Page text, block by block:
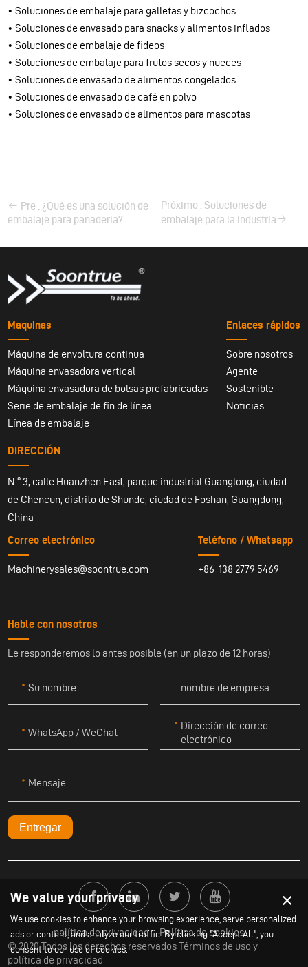
• Soluciones de embalaje para galletas y bizcochos
• Soluciones de envasado para snacks y alimentos inflados
• Soluciones de embalaje de fideos
• Soluciones de embalaje para frutos secos y nueces
• Soluciones de envasado de alimentos congelados
• Soluciones de envasado de café en polvo
• Soluciones de envasado de alimentos para mascotas
Pre . ¿Qué es una solución de
embalaje para panadería?
Próximo . Soluciones de
embalaje para la industria
Maquinas
Máquina de envoltura continua
Máquina envasadora vertical
Máquina envasadora de bolsas prefabricadas
Serie de embalaje de fin de línea
Línea de embalaje
Enlaces rápidos
Sobre nosotros
Agente
Sostenible
Noticias
DIRECCIÓN
N.º 3, calle Huanzhen East, parque industrial Guanglong, ciudad
de Chencun, distrito de Shunde, ciudad de Foshan, Guangdong,
China
Correo electrónico
Machinerysales@soontrue.com
Teléfono / Whatsapp
+86-138 2779 5469
Hable con nosotros
Le responderemos lo antes posible (en un plazo de 12 horas)
Su nombre nombre de empresa
WhatsApp / WeChat
Dirección de correo
electrónico
Mensaje
Entregar
política de privacidad
Política de cookies
© 2020 Todos los derechos reservados Términos de uso y
política de privacidad
×
We value your privacy
We use cookies to enhance your browsing experience, serve personalized
ads or content, and analyze our traffic. By clicking "Accept All", you
consent to our use of cookies.